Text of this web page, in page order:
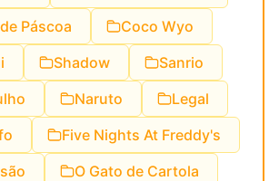
Páscoa
Coco Wyo
Shadow
Sanrio
Naruto
Legal
Five Nights At Freddy's
O Gato de Cartola